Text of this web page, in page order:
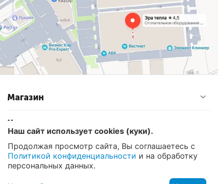
Магазин
Контакты
© 2008 - 2026 Эра Тепла. Интернет магазин отопительных
систем и водоснабжения в Москве
Наш сайт использует cookies (куки).
Продолжая просмотр сайта, Вы соглашаетесь с
Политикой конфиденциальности и на обработку
персональных данных.